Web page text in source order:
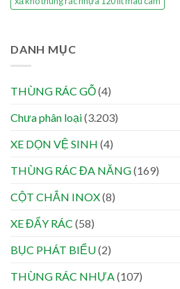
DANH MỤC
THÙNG RÁC GỖ(4)
Chưa phân loại(3.203)
XE DỌN VỆ SINH (4)
THÙNG RÁC ĐA NĂNG(169)
CỘT CHẮN INOX(8)
XE ĐẨY RÁC (58)
BỤC PHÁT BIỂU(2)
THÙNG RÁC NHỰA(107)